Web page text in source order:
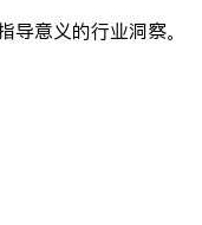
意义的行业洞察。